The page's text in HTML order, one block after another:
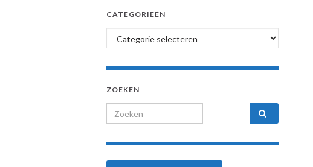
CATEGORIEËN
Categorieën
ZOEKEN
Search for: